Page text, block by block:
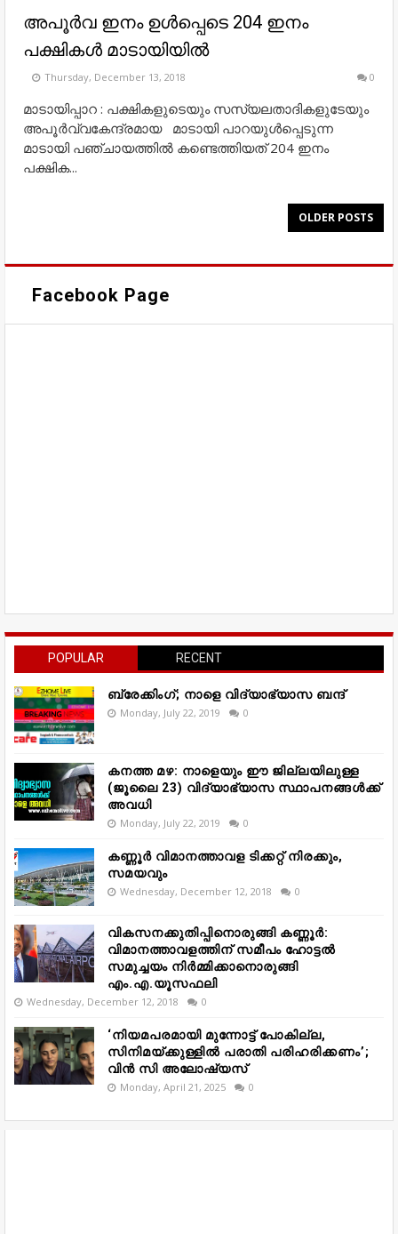
അപൂര്‍വ ഇനം ഉള്‍പ്പെടെ 204 ഇനം
പക്ഷികൾ മാടായിയില്‍
Thursday, December 13, 2018 0
മാടായിപ്പാറ : പക്ഷികളുടെയും സസ്യലതാദികളുടേയും
അപൂർവ്വകേന്ദ്രമായ മാടായി പാറയുൾപ്പെടുന്ന
മാടായി പഞ്ചായത്തിൽ കണ്ടെത്തിയത് 204 ഇനം
പക്ഷിക...
OLDER POSTS
Facebook Page
POPULAR RECENT
ബ്രേക്കിംഗ്; നാളെ വിദ്യാഭ്യാസ ബന്ദ്
Monday, July 22, 2019 0
കനത്ത മഴ: നാളെയും ഈ ജില്ലയിലുള്ള
(ജൂലൈ 23) വിദ്യാഭ്യാസ സ്ഥാപനങ്ങൾക്ക്
അവധി
Monday, July 22, 2019 0
കണ്ണൂർ വിമാനത്താവള ടിക്കറ്റ് നിരക്കും,
സമയവും
Wednesday, December 12, 2018 0
വികസനക്കുതിപ്പിനൊരുങ്ങി കണ്ണൂർ:
വിമാനത്താവളത്തിന് സമീപം ഹോട്ടൽ
സമുച്ചയം നിർമ്മിക്കാനൊരുങ്ങി
എം.എ.യൂസഫലി
Wednesday, December 12, 2018 0
‘നിയമപരമായി മുന്നോട്ട് പോകില്ല,
സിനിമയ്ക്കുള്ളിൽ പരാതി പരിഹരിക്കണം’;
വിൻ സി അലോഷ്യസ്
Monday, April 21, 2025 0